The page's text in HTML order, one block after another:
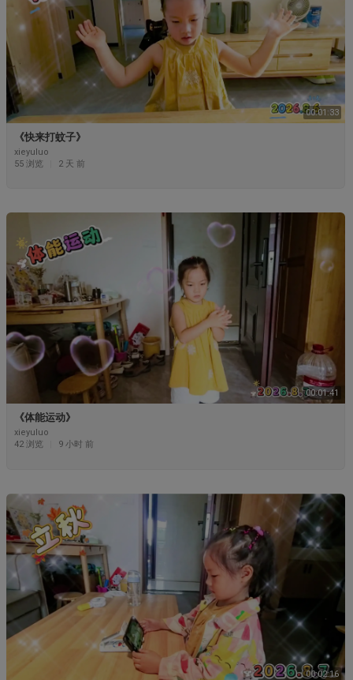
00:01:33
《快来打蚊子》
xieyuluo
55 浏览
2 天 前
00:01:41
《体能运动》
xieyuluo
42 浏览
9 小时 前
00:02:16